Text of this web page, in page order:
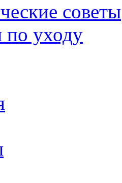
советы
по уходу